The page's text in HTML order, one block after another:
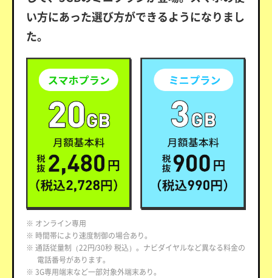
い方にあった選び方ができるようになりまし
た。
※ オンライン専用
※ 時間帯により速度制御の場合あり。
※ 通話従量制（22円/30秒 税込）。ナビダイヤルなど異なる料金の
電話番号があります。
※ 3G専用端末など一部対象外端末あり。